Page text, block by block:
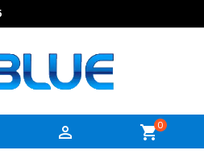
 shopping_cart0